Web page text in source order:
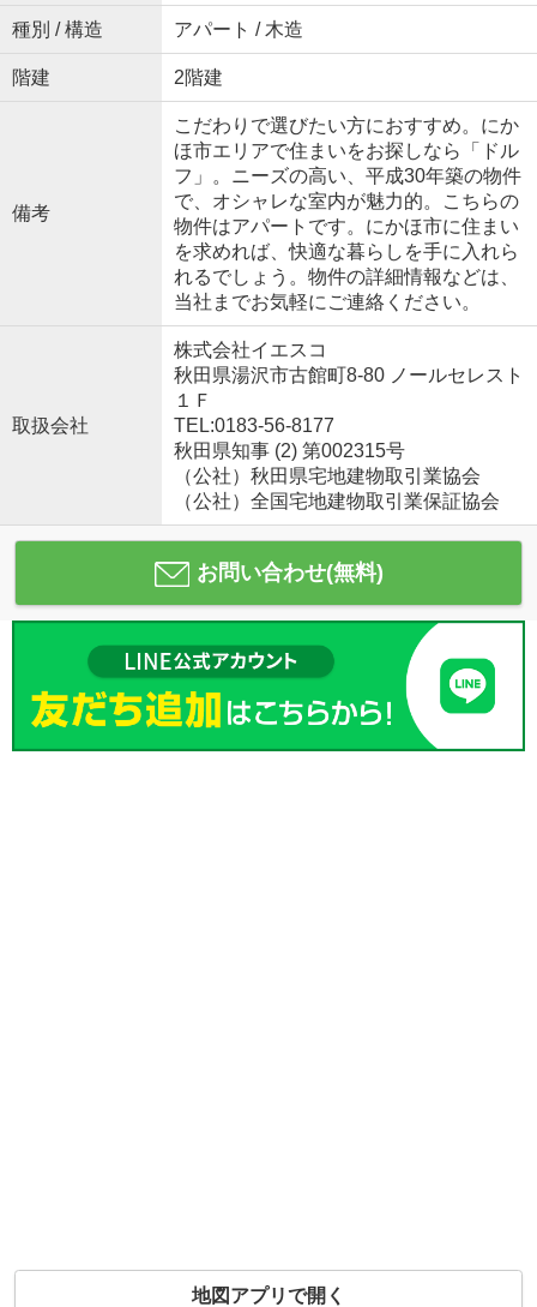
種別 / 構造 アパート / 木造
階建 2階建
備考
こだわりで選びたい方におすすめ。にか
ほ市エリアで住まいをお探しなら「ドル
フ」。ニーズの高い、平成30年築の物件
で、オシャレな室内が魅力的。こちらの
物件はアパートです。にかほ市に住まい
を求めれば、快適な暮らしを手に入れら
れるでしょう。物件の詳細情報などは、
当社までお気軽にご連絡ください。
取扱会社
株式会社イエスコ
秋田県湯沢市古館町8-80 ノールセレスト
１Ｆ
TEL:0183-56-8177
秋田県知事 (2) 第002315号
（公社）秋田県宅地建物取引業協会
（公社）全国宅地建物取引業保証協会
お問い合わせ(無料)
地図アプリで開く